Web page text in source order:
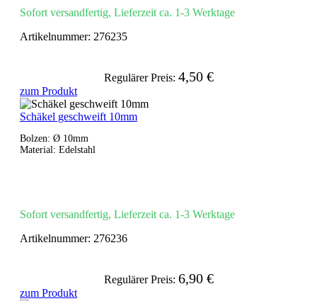
Sofort versandfertig, Lieferzeit ca. 1-3 Werktage
Artikelnummer: 276235
Regulärer Preis: 4,50 €
zum Produkt
Schäkel geschweift 10mm
Bolzen: Ø 10mm
Material: Edelstahl
Sofort versandfertig, Lieferzeit ca. 1-3 Werktage
Artikelnummer: 276236
Regulärer Preis: 6,90 €
zum Produkt